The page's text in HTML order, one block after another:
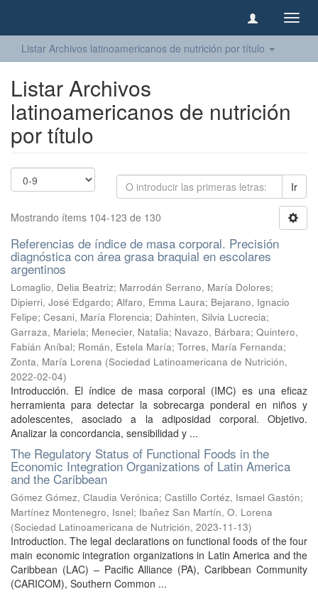
Listar Archivos latinoamericanos de nutrición por título
Listar Archivos
latinoamericanos de nutrición
por título
Ir
Mostrando ítems 104-123 de 130
Referencias de índice de masa corporal. Precisión
diagnóstica con área grasa braquial en escolares
argentinos
Lomaglio, Delia Beatriz; Marrodán Serrano, María Dolores;
Dipierri, José Edgardo; Alfaro, Emma Laura; Bejarano, Ignacio
Felipe; Cesani, María Florencia; Dahinten, Silvia Lucrecia;
Garraza, Mariela; Menecier, Natalia; Navazo, Bárbara; Quintero,
Fabián Aníbal; Román, Estela María; Torres, María Fernanda;
Zonta, María Lorena (Sociedad Latinoamericana de Nutrición,
2022-02-04)
Introducción. El índice de masa corporal (IMC) es una eficaz
herramienta para detectar la sobrecarga ponderal en niños y
adolescentes, asociado a la adiposidad corporal. Objetivo.
Analizar la concordancia, sensibilidad y ...
The Regulatory Status of Functional Foods in the
Economic Integration Organizations of Latin America
and the Caribbean
Gómez Gómez, Claudia Verónica; Castillo Cortéz, Ismael Gastón;
Martínez Montenegro, Isnel; Ibañez San Martín, O. Lorena
(Sociedad Latinoamericana de Nutrición, 2023-11-13)
Introduction. The legal declarations on functional foods of the four
main economic integration organizations in Latin America and the
Caribbean (LAC) – Pacific Alliance (PA), Caribbean Community
(CARICOM), Southern Common ...